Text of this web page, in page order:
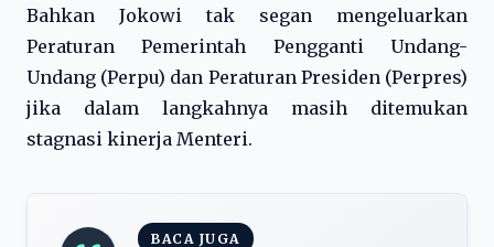
Bahkan Jokowi tak segan mengeluarkan
Peraturan Pemerintah Pengganti Undang-
Undang (Perpu) dan Peraturan Presiden (Perpres)
jika dalam langkahnya masih ditemukan
stagnasi kinerja Menteri.
BACA JUGA